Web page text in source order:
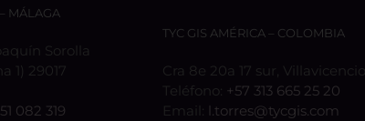
MÁLAGA
Sorolla
1) 29017
082 319
TYC GIS AMÉRICA – COLOMBIA
Cra 8e 20a 17 sur, Villavicencio
Teléfono: +57 313 665 25 20
Email: l.torres@tycgis.com